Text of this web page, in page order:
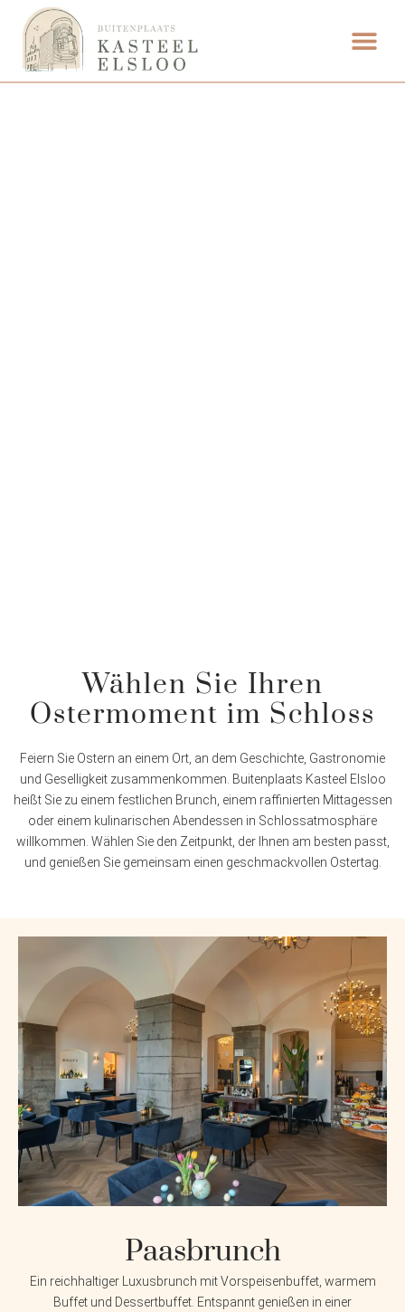
Wählen Sie Ihren
Ostermoment im Schloss
Feiern Sie Ostern an einem Ort, an dem Geschichte, Gastronomie
und Geselligkeit zusammenkommen. Buitenplaats Kasteel Elsloo
heißt Sie zu einem festlichen Brunch, einem raffinierten Mittagessen
oder einem kulinarischen Abendessen in Schlossatmosphäre
willkommen. Wählen Sie den Zeitpunkt, der Ihnen am besten passt,
und genießen Sie gemeinsam einen geschmackvollen Ostertag.
Paasbrunch
Ein reichhaltiger Luxusbrunch mit Vorspeisenbuffet, warmem
Buffet und Dessertbuffet. Entspannt genießen in einer